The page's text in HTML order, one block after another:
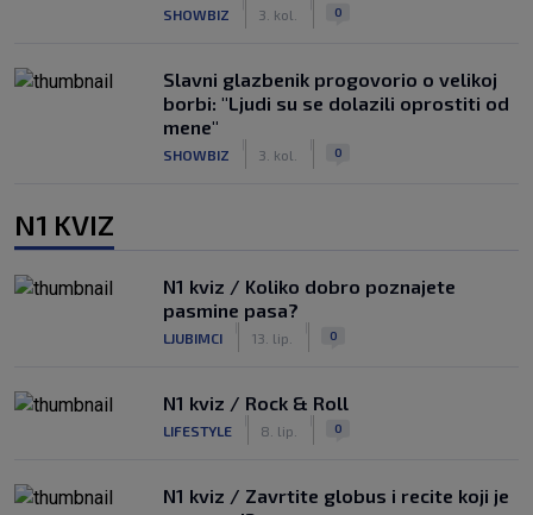
SHOWBIZ 3. kol. 0
Slavni glazbenik progovorio o velikoj
borbi: "Ljudi su se dolazili oprostiti od
mene"
SHOWBIZ 3. kol. 0
N1 KVIZ
N1 kviz / Koliko dobro poznajete
pasmine pasa?
LJUBIMCI 13. lip. 0
N1 kviz / Rock & Roll
LIFESTYLE 8. lip. 0
N1 kviz / Zavrtite globus i recite koji je